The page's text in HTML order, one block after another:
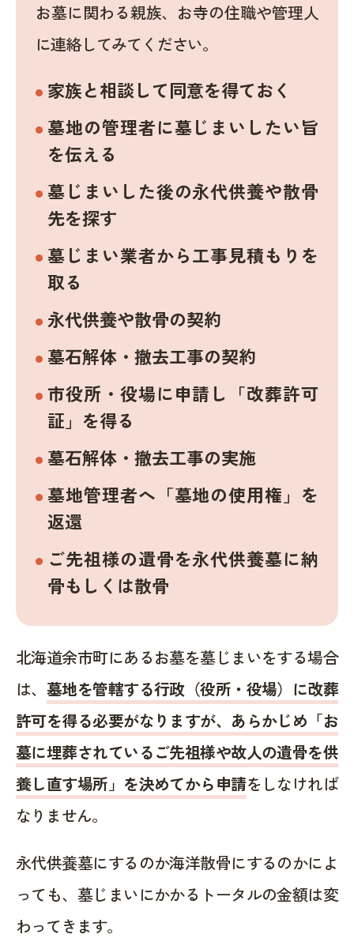
お墓に関わる親族、お寺の住職や管理人
に連絡してみてください。
家族と相談して同意を得ておく
墓地の管理者に墓じまいしたい旨
を伝える
墓じまいした後の永代供養や散骨
先を探す
墓じまい業者から工事見積もりを
取る
永代供養や散骨の契約
墓石解体・撤去工事の契約
市役所・役場に申請し「改葬許可
証」を得る
墓石解体・撤去工事の実施
墓地管理者へ「墓地の使用権」を
返還
ご先祖様の遺骨を永代供養墓に納
骨もしくは散骨
北海道余市町にあるお墓を墓じまいをする場合
は、 墓地を管轄する行政（役所・役場）に改葬
許可を得る必要がなりますが、あらかじめ「お
墓に埋葬されているご先祖様や故人の遺骨を供
養し直す場所」を決めてから申請をしなければ
なりません。
永代供養墓にするのか海洋散骨にするのかによ
っても、墓じまいにかかるトータルの金額は変
わってきます。